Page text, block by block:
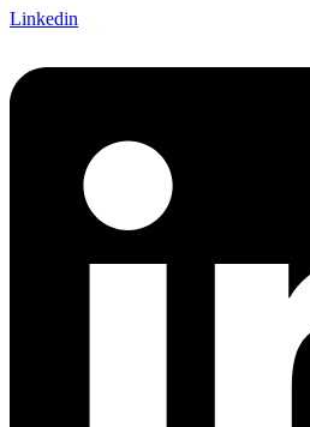
Linkedin